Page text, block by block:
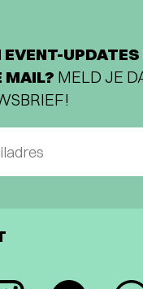
EVENT-
MAIL? MELD JE